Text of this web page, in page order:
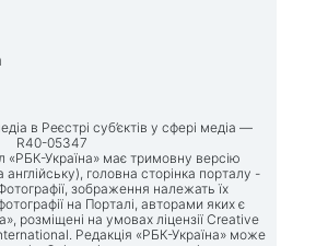
в Реєстрі суб’єктів у сфері медіа —
R40-05347
«РБК-Україна» має тримовну версію
англійську), головна сторінка порталу -
зображення належать їх
на Порталі, авторами яких є
розміщені на умовах ліцензії Creative
Редакція «РБК-Україна» може